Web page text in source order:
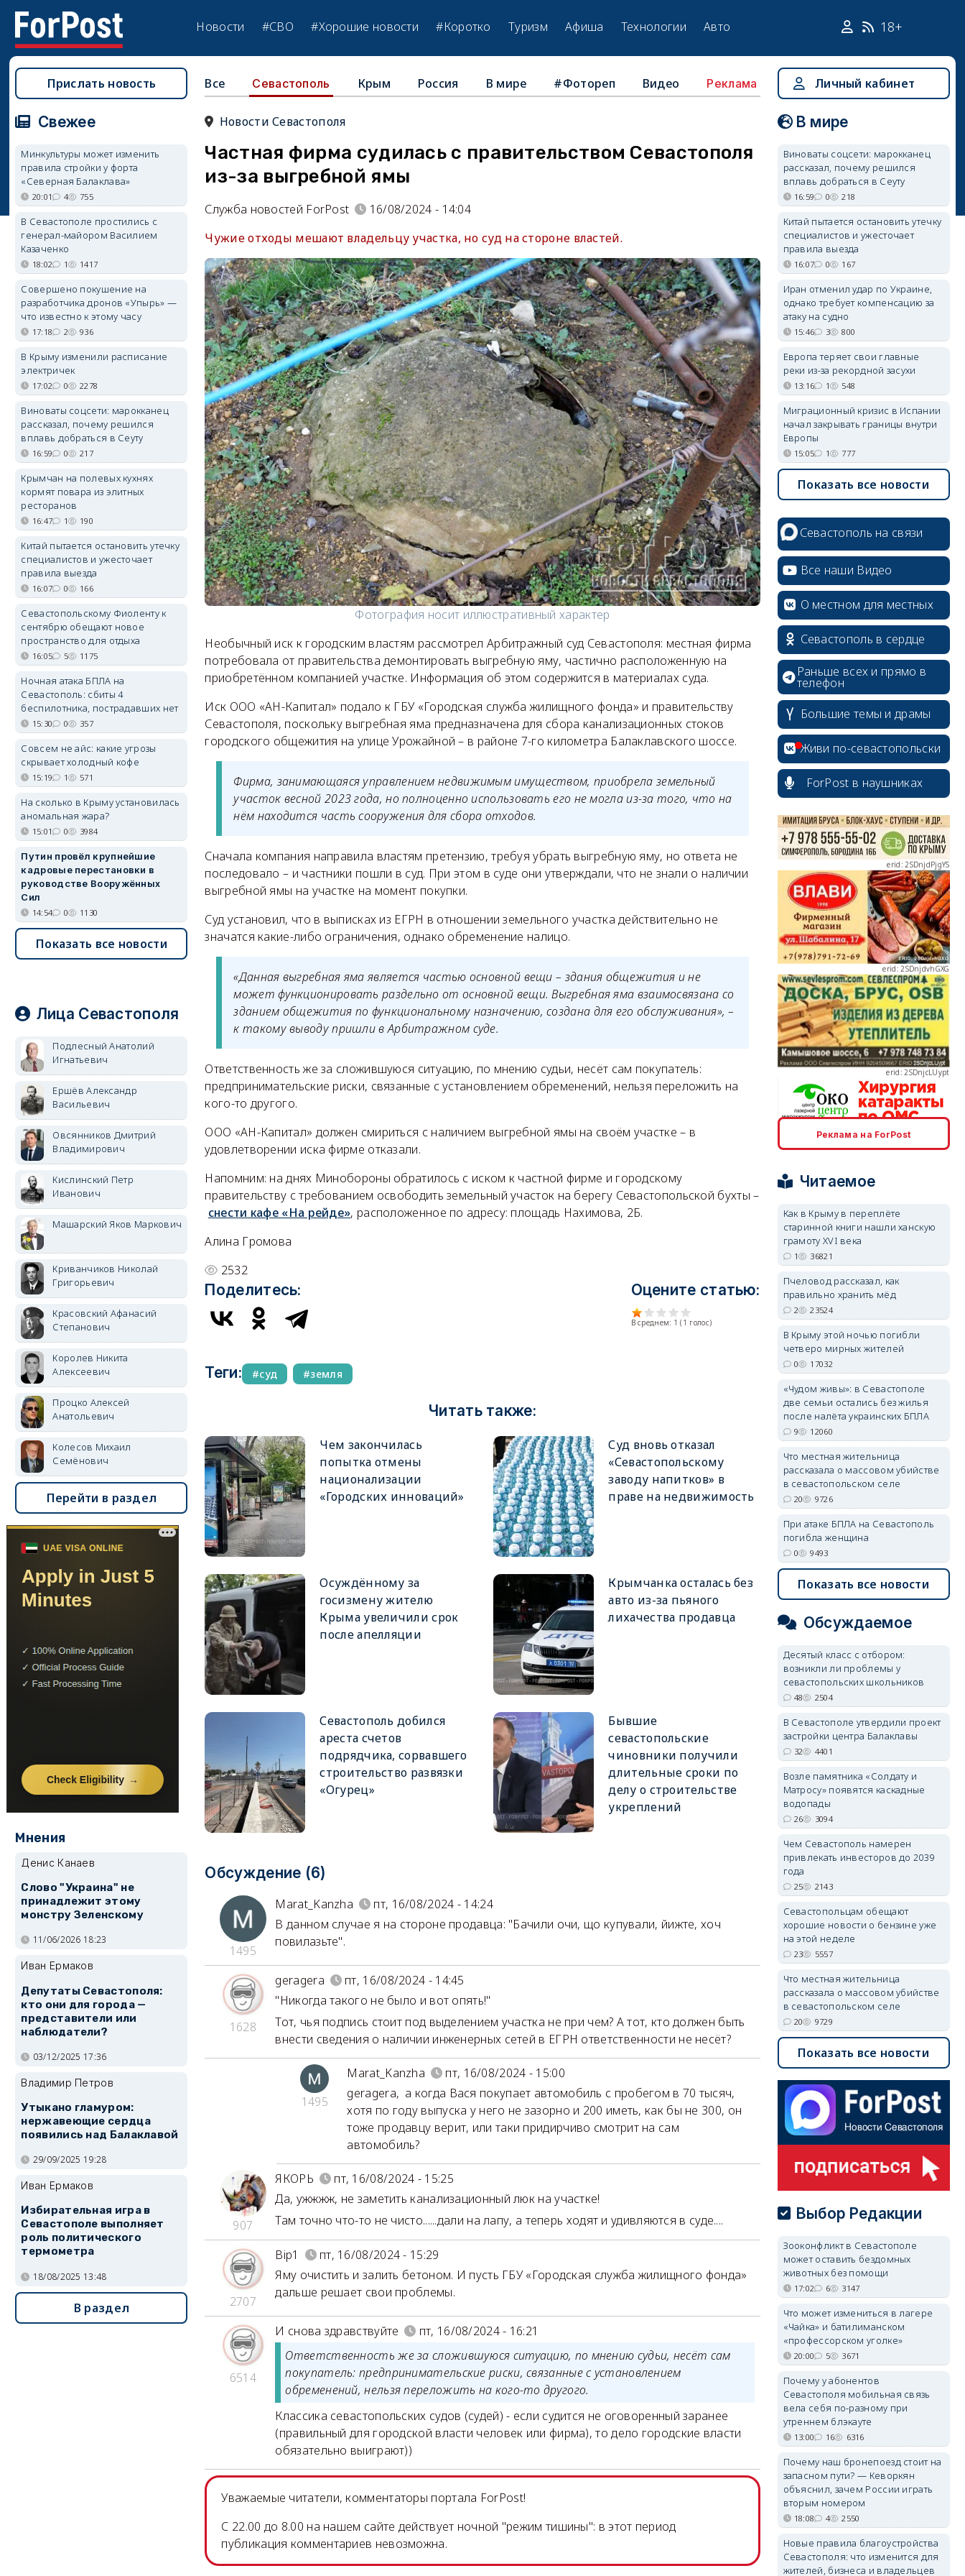
Новости #СВО #Хорошие новости #Коротко Туризм Афиша Технологии Авто 18+
Все Севастополь Крым Россия В мире #Фотореп Видео Реклама
Новости Севастополя
Частная фирма судилась с правительством Севастополя
из-за выгребной ямы
Служба новостей ForPost
16/08/2024 - 14:04
Чужие отходы мешают владельцу участка, но суд на стороне властей.
Фотография носит иллюстративный характер
Необычный иск к городским властям рассмотрел Арбитражный суд Севастополя: местная фирма
потребовала от правительства демонтировать выгребную яму, частично расположенную на
приобретённом компанией участке. Информация об этом содержится в материалах суда.
Иск ООО «АН-Капитал» подало к ГБУ «Городская служба жилищного фонда» и правительству
Севастополя, поскольку выгребная яма предназначена для сбора канализационных стоков
городского общежития на улице Урожайной – в районе 7-го километра Балаклавского шоссе.
Фирма, занимающаяся управлением недвижимым имуществом, приобрела земельный
участок весной 2023 года, но полноценно использовать его не могла из-за того, что на
нём находится часть сооружения для сбора отходов.
Сначала компания направила властям претензию, требуя убрать выгребную яму, но ответа не
последовало – и частники пошли в суд. При этом в суде они утверждали, что не знали о наличии
выгребной ямы на участке на момент покупки.
Суд установил, что в выписках из ЕГРН в отношении земельного участка действительно не
значатся какие-либо ограничения, однако обременение налицо.
«Данная выгребная яма является частью основной вещи – здания общежития и не
может функционировать раздельно от основной вещи. Выгребная яма взаимосвязана со
зданием общежития по функциональному назначению, создана для его обслуживания», –
к такому выводу пришли в Арбитражном суде.
Ответственность же за сложившуюся ситуацию, по мнению судьи, несёт сам покупатель:
предпринимательские риски, связанные с установлением обременений, нельзя переложить на
кого-то другого.
ООО «АН-Капитал» должен смириться с наличием выгребной ямы на своём участке – в
удовлетворении иска фирме отказали.
Напомним: на днях Минобороны обратилось с иском к частной фирме и городскому
правительству с требованием освободить земельный участок на берегу Севастопольской бухты –
снести кафе «На рейде», расположенное по адресу: площадь Нахимова, 2Б.
Алина Громова
2532
Поделитесь: Оцените статью:
В среднем: 1 ( 1 голос)
Теги: суд земля
Читать также:
Чем закончилась
попытка отмены
национализации
«Городских инноваций»
Суд вновь отказал
«Севастопольскому
заводу напитков» в
праве на недвижимость
Осуждённому за
госизмену жителю
Крыма увеличили срок
после апелляции
Крымчанка осталась без
авто из-за пьяного
лихачества продавца
Севастополь добился
ареста счетов
подрядчика, сорвавшего
строительство развязки
«Огурец»
Бывшие
севастопольские
чиновники получили
длительные сроки по
делу о строительстве
укреплений
Обсуждение (6)
1495
Marat_Kanzha
пт, 16/08/2024 - 14:24
В данном случае я на стороне продавца: "Бачили очи, що купували, йижте, хоч
повилазьте".
1628
geragera
пт, 16/08/2024 - 14:45
"Никогда такого не было и вот опять!"
Тот, чья подпись стоит под выделением участка не при чем? А тот, кто должен быть
внести сведения о наличии инженерных сетей в ЕГРН ответственности не несёт?
1495
Marat_Kanzha
пт, 16/08/2024 - 15:00
geragera, а когда Вася покупает автомобиль с пробегом в 70 тысяч,
хотя по году выпуска у него не зазорно и 200 иметь, как бы не 300, он
тоже продавцу верит, или таки придирчиво смотрит на сам
автомобиль?
907
ЯКОРЬ
пт, 16/08/2024 - 15:25
Да, ужжжж, не заметить канализационный люк на участке!
Там точно что-то не чисто......дали на лапу, а теперь ходят и удивляются в суде....
2707
Bip1
пт, 16/08/2024 - 15:29
Яму очистить и залить бетоном. И пусть ГБУ «Городская служба жилищного фонда»
дальше решает свои проблемы.
6514
И снова здравствуйте
пт, 16/08/2024 - 16:21
Ответственность же за сложившуюся ситуацию, по мнению судьи, несёт сам
покупатель: предпринимательские риски, связанные с установлением
обременений, нельзя переложить на кого-то другого.
Классика севастопольских судов (судей) - если судится не оговоренный заранее
(правильный для городской власти человек или фирма), то дело городские власти
обязательно выиграют))
Уважаемые читатели, комментаторы портала ForPost!
C 22.00 до 8.00 на нашем сайте действует ночной "режим тишины": в этот период
публикация комментариев невозможна.
Прислать новость
Свежее
Минкультуры может изменить
правила стройки у форта
«Северная Балаклава»
20:01 4 755
В Севастополе простились с
генерал-майором Василием
Казаченко
18:02 1 1417
Совершено покушение на
разработчика дронов «Упырь» —
что известно к этому часу
17:18 2 936
В Крыму изменили расписание
электричек
17:02 0 2278
Виноваты соцсети: марокканец
рассказал, почему решился
вплавь добраться в Сеуту
16:59 0 217
Крымчан на полевых кухнях
кормят повара из элитных
ресторанов
16:47 1 190
Китай пытается остановить утечку
специалистов и ужесточает
правила выезда
16:07 0 166
Севастопольскому Фиоленту к
сентябрю обещают новое
пространство для отдыха
16:05 5 1175
Ночная атака БПЛА на
Севастополь: сбиты 4
беспилотника, пострадавших нет
15:30 0 357
Совсем не айс: какие угрозы
скрывает холодный кофе
15:19 1 571
На сколько в Крыму установилась
аномальная жара?
15:01 0 3984
Путин провёл крупнейшие
кадровые перестановки в
руководстве Вооружённых
Сил
14:54 0 1130
Показать все новости
Лица Севастополя
Подлесный Анатолий
Игнатьевич
Ершёв Александр
Васильевич
Овсянников Дмитрий
Владимирович
Кислинский Петр
Иванович
Машарский Яков Маркович
Криванчиков Николай
Григорьевич
Красовский Афанасий
Степанович
Королев Никита
Алексеевич
Процко Алексей
Анатольевич
Колесов Михаил
Семёнович
Перейти в раздел
Мнения
Денис Канаев
Слово "Украина" не
принадлежит этому
монстру Зеленскому
11/06/2026 18:23
Иван Ермаков
Депутаты Севастополя:
кто они для города —
представители или
наблюдатели?
03/12/2025 17:36
Владимир Петров
Утыкано гламуром:
нержавеющие сердца
появились над Балаклавой
29/09/2025 19:28
Иван Ермаков
Избирательная игра в
Севастополе выполняет
роль политического
термометра
18/08/2025 13:48
В раздел
Личный кабинет
В мире
Виноваты соцсети: марокканец
рассказал, почему решился
вплавь добраться в Сеуту
16:59 0 218
Китай пытается остановить утечку
специалистов и ужесточает
правила выезда
16:07 0 167
Иран отменил удар по Украине,
однако требует компенсацию за
атаку на судно
15:46 3 800
Европа теряет свои главные
реки из-за рекордной засухи
13:16 1 548
Миграционный кризис в Испании
начал закрывать границы внутри
Европы
15:05 1 777
Показать все новости
Севастополь на связи
Все наши Видео
О местном для местных
Севастополь в сердце
Раньше всех и прямо в
телефон
Большие темы и драмы
Живи по-севастопольски
ForPost в наушниках
erid: 2SDnjcrDNw6
erid: 2SDnjdPjgYS
erid: 2SDnjdvhGXG
erid: 2SDnjcLUypt
erid: 2SDnjcrDNw6
Реклама на ForPost
Читаемое
Как в Крыму в переплёте
старинной книги нашли ханскую
грамоту XVI века
1 36821
Пчеловод рассказал, как
правильно хранить мёд
2 23524
В Крыму этой ночью погибли
четверо мирных жителей
0 17032
«Чудом живы»: в Севастополе
две семьи остались без жилья
после налёта украинских БПЛА
9 12060
Что местная жительница
рассказала о массовом убийстве
в севастопольском селе
20 9726
При атаке БПЛА на Севастополь
погибла женщина
0 9493
Показать все новости
Обсуждаемое
Десятый класс с отбором:
возникли ли проблемы у
севастопольских школьников
48 2504
В Севастополе утвердили проект
застройки центра Балаклавы
32 4401
Возле памятника «Солдату и
Матросу» появятся каскадные
водопады
26 3094
Чем Севастополь намерен
привлекать инвесторов до 2039
года
25 2143
Севастопольцам обещают
хорошие новости о бензине уже
на этой неделе
23 5557
Что местная жительница
рассказала о массовом убийстве
в севастопольском селе
20 9729
Показать все новости
Выбор Редакции
Зооконфликт в Севастополе
может оставить бездомных
животных без помощи
17:02 6 3147
Что может измениться в лагере
«Чайка» и батилиманском
«профессорском уголке»
20:00 5 3671
Почему у абонентов
Севастополя мобильная связь
вела себя по-разному при
утреннем блэкауте
13:00 16 6316
Почему наш бронепоезд стоит на
запасном пути? — Кеворкян
объяснил, зачем России играть
вторым номером
18:08 4 2550
Новые правила благоустройства
Севастополя: что изменится для
жителей, бизнеса и владельцев